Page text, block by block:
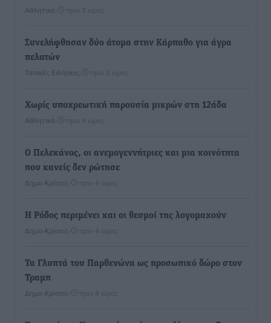
Αθλητικά πριν 3 ώρες
Συνελήφθησαν δύο άτομα στην Κάρπαθο για άγρα
πελατών
Τοπικές Ειδήσεις πριν 3 ώρες
Χωρίς υποχρεωτική παρουσία μικρών στη 12άδα
Αθλητικά πριν 4 ώρες
Ο Πελεκάνος, οι ανεμογεννήτριες και μια κοινότητα
που κανείς δεν ρώτησε
Δημο-Κρίσεις πριν 4 ώρες
Η Ρόδος περιμένει και οι θεσμοί της λογομαχούν
Δημο-Κρίσεις πριν 4 ώρες
Τα Γλυπτά του Παρθενώνα ως προσωπικό δώρο στον
Τραμπ
Δημο-Κρίσεις πριν 4 ώρες